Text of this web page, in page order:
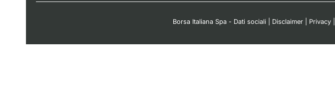
Borsa Italiana Spa - Dati sociali Disclaimer Privacy